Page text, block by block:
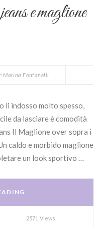
e maglione
Marina Fontanelli
li indosso molto spesso,
da lasciare è comodità
Il Maglione over sopra i
caldo e morbido maglione
un look sportivo …
2571 Views